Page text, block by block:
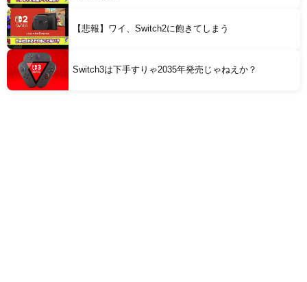
【悲報】ワイ、Switch2に飽きてしまう
Switch3は下手すりゃ2035年発売じゃねえか？